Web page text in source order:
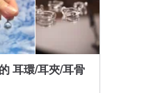
耳環/耳夾/耳骨